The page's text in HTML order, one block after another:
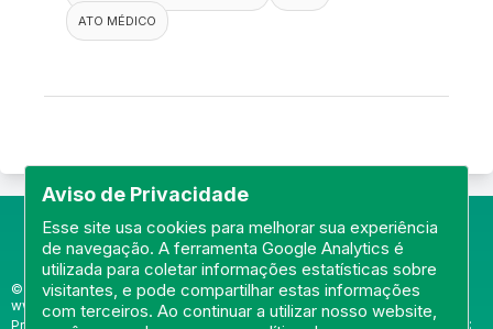
Aviso de Privacidade
Esse site usa cookies para melhorar sua experiência
de navegação. A ferramenta Google Analytics é
utilizada para coletar informações estatísticas sobre
visitantes, e pode compartilhar estas informações
com terceiros. Ao continuar a utilizar nosso website,
ATO MÉDICO
© Portal do Conselho Regional de Medicina do Rio de Janeiro -
www.cremerj.org.br
Praia de Botafogo (228), loja 119b - Botafogo - Rio de Janeiro/RJ - CEP: